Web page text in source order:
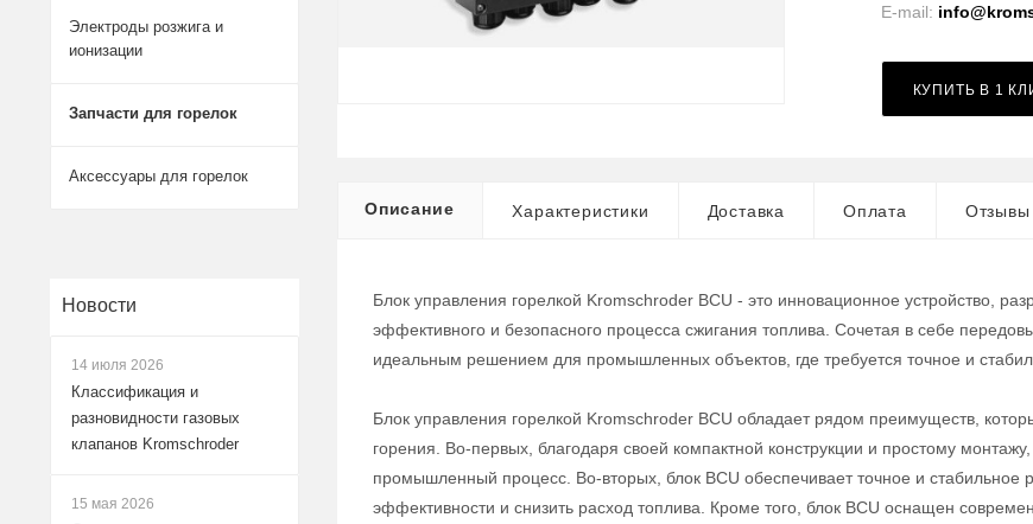
E-mail:
КУПИТЬ В 1
Описание Характеристики Доставка Оплата Отзывы
Блок управления горелкой Kromschroder BCU - это инновационное устройство,
эффективного и безопасного процесса сжигания топлива. Сочетая в себе
идеальным решением для промышленных объектов, где требуется точное и
Блок управления горелкой Kromschroder BCU обладает рядом преимуществ,
горения. Во-первых, благодаря своей компактной конструкции и простому
промышленный процесс. Во-вторых, блок BCU обеспечивает точное и стабильное
эффективности и снизить расход топлива. Кроме того, блок BCU оснащен
Электроды розжига и
ионизации
Запчасти для горелок
Аксессуары для горелок
Новости
14 июля 2026
Классификация и
разновидности газовых
клапанов Kromschroder
15 мая 2026